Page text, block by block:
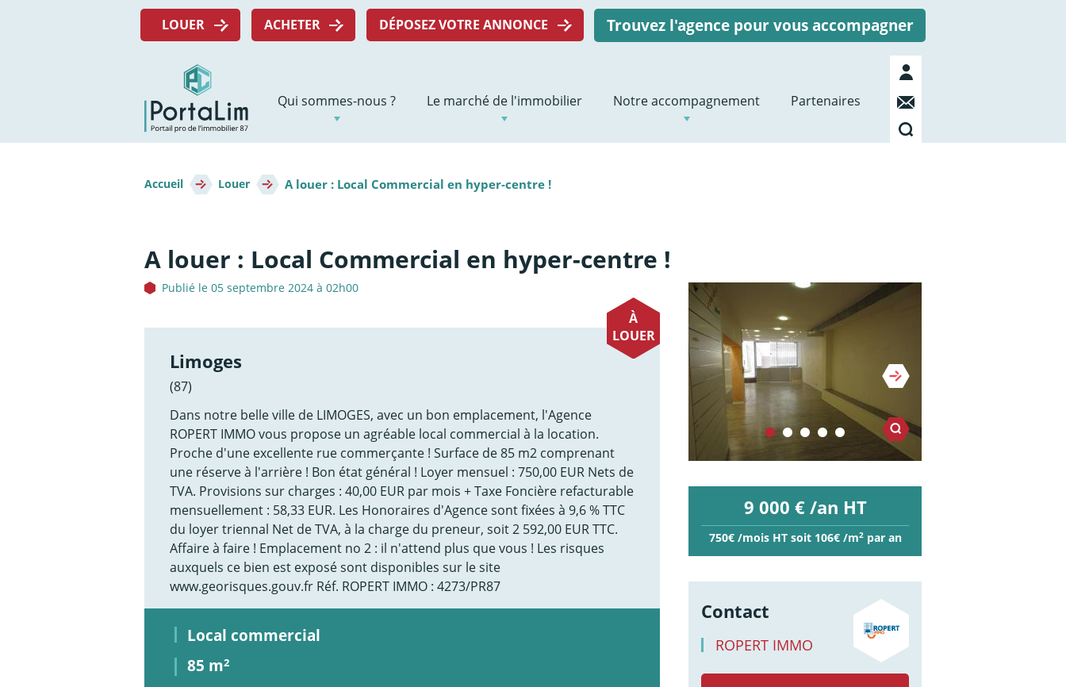
Menu
LOUER ACHETER DÉPOSEZ VOTRE ANNONCE Trouvez l'agence pour vous accompagner
Navigation
principale
Qui sommes-nous ? Le marché de l'immobilier Notre accompagnement Partenaires
Mon
compte
Contact
Recherche
d'Ariane
Accueil Louer A louer : Local Commercial en hyper-centre !
A louer : Local Commercial en hyper-centre !
Publié le 05 septembre 2024 à 02h00
À
LOUER
Limoges
(87)
Dans notre belle ville de LIMOGES, avec un bon emplacement, l'Agence
ROPERT IMMO vous propose un agréable local commercial à la location.
Proche d'une excellente rue commerçante ! Surface de 85 m2 comprenant
une réserve à l'arrière ! Bon état général ! Loyer mensuel : 750,00 EUR Nets de
TVA. Provisions sur charges : 40,00 EUR par mois + Taxe Foncière refacturable
mensuellement : 58,33 EUR. Les Honoraires d'Agence sont fixées à 9,6 % TTC
du loyer triennal Net de TVA, à la charge du preneur, soit 2 592,00 EUR TTC.
Affaire à faire ! Emplacement no 2 : il n'attend plus que vous ! Les risques
auxquels ce bien est exposé sont disponibles sur le site
www.georisques.gouv.fr Réf. ROPERT IMMO : 4273/PR87
Local commercial
85 m2
9 000 € /an HT
750€ /mois HT soit 106€ /m2par an
Contact
ROPERT IMMO